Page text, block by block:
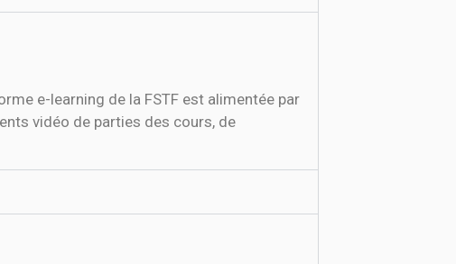
e-learning de la FSTF est alimentée par
vidéo de parties des cours, de